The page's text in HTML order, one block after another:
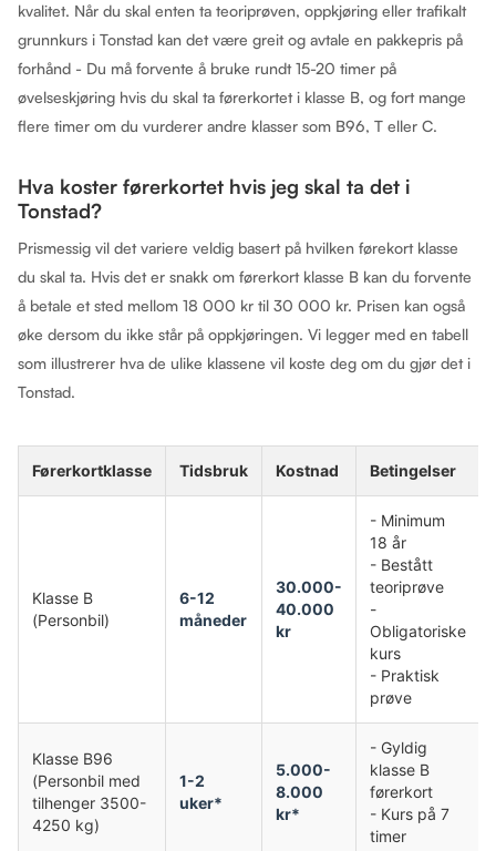
kvalitet. Når du skal enten ta teoriprøven, oppkjøring eller trafikalt
grunnkurs i Tonstad kan det være greit og avtale en pakkepris på
forhånd - Du må forvente å bruke rundt 15-20 timer på
øvelseskjøring hvis du skal ta førerkortet i klasse B, og fort mange
flere timer om du vurderer andre klasser som B96, T eller C.
Hva koster førerkortet hvis jeg skal ta det i
Tonstad?
Prismessig vil det variere veldig basert på hvilken førekort klasse
du skal ta. Hvis det er snakk om førerkort klasse B kan du forvente
å betale et sted mellom 18 000 kr til 30 000 kr. Prisen kan også
øke dersom du ikke står på oppkjøringen. Vi legger med en tabell
som illustrerer hva de ulike klassene vil koste deg om du gjør det i
Tonstad.
Førerkortklasse Tidsbruk Kostnad Betingelser
Klasse B
(Personbil)
6-12
måneder
30.000-
40.000
kr
- Minimum
18 år
- Bestått
teoriprøve
-
Obligatoriske
kurs
- Praktisk
prøve
Klasse B96
(Personbil med
tilhenger 3500-
4250 kg)
1-2
uker*
5.000-
8.000
kr*
- Gyldig
klasse B
førerkort
- Kurs på 7
timer